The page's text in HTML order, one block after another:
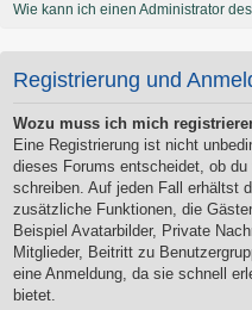
Wie kann ich einen Administrator
Registrierung und
Wozu muss ich mich
Eine Registrierung ist nicht
dieses Forums entscheidet, ob
schreiben. Auf jeden Fall erhältst
zusätzliche Funktionen, die
Beispiel Avatarbilder, Private
Mitglieder, Beitritt zu
eine Anmeldung, da sie schnell
bietet.